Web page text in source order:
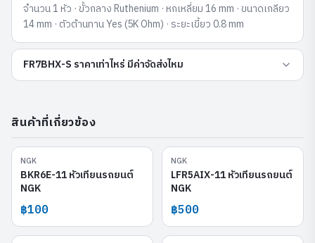
จำนวน 1 หัว · ขั้วกลาง Ruthenium · หกเหลี่ยม 16 mm · ขนาดเกลียว
14 mm · ตัวต้านทาน Yes (5K Ohm) · ระยะเขี้ยว 0.8 mm
FR7BHX-S ราคาเท่าไหร่ มีค่าจัดส่งไหม
สินค้าที่เกี่ยวข้อง
NGK
BKR6E-11 หัวเทียนรถยนต์
NGK
฿100
NGK
LFR5AIX-11 หัวเทียนรถยนต์
NGK
฿500